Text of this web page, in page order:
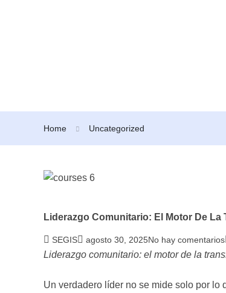
Home Uncategorized
Liderazgo Comunitario: El Motor De La
SEGIS agosto 30, 2025No hay comentarios
Liderazgo comunitario: el motor de la
Un verdadero líder no se mide solo por lo